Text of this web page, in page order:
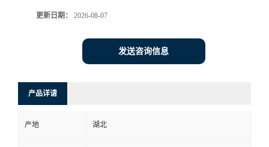
更新日期： 2026-08-07
发送咨询信息
产品详请
产地 湖北